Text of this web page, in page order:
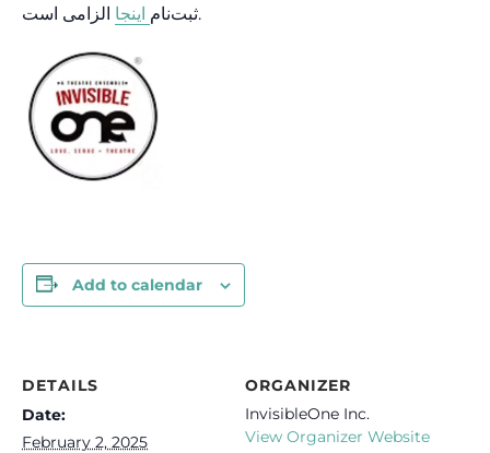
ثبت‌نام اینجا الزامی است.
Add to calendar
DETAILS
Date:
February 2, 2025
ORGANIZER
InvisibleOne Inc.
View Organizer Website